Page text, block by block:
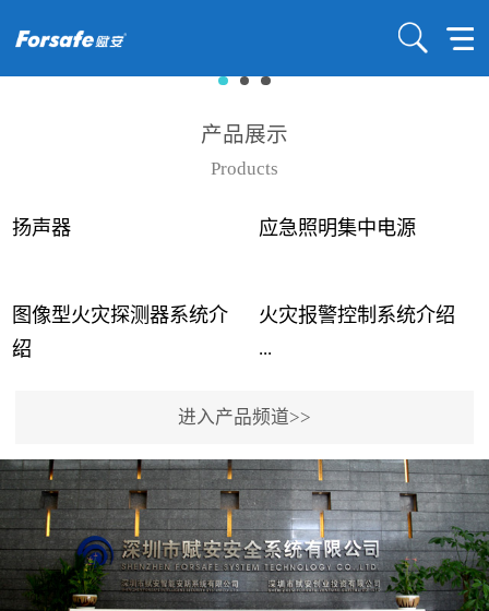
产品展示
Products
扬声器 应急照明集中电源
图像型火灾探测器系统介
绍
...
事故频发，传统的火灾探
测方法已无法满足要求。
尤其是目前众多的大型影
剧院、会议展览中心、体
育馆、大型仓库和隧道空
火灾报警控制系统介绍
...
用了具有仲裁机制和冗余
校验的总线传输技术、线
路状态检测与保护技术、
后向光电感烟探测技术、
高可靠的系统抗干扰技术
进入产品频道>>